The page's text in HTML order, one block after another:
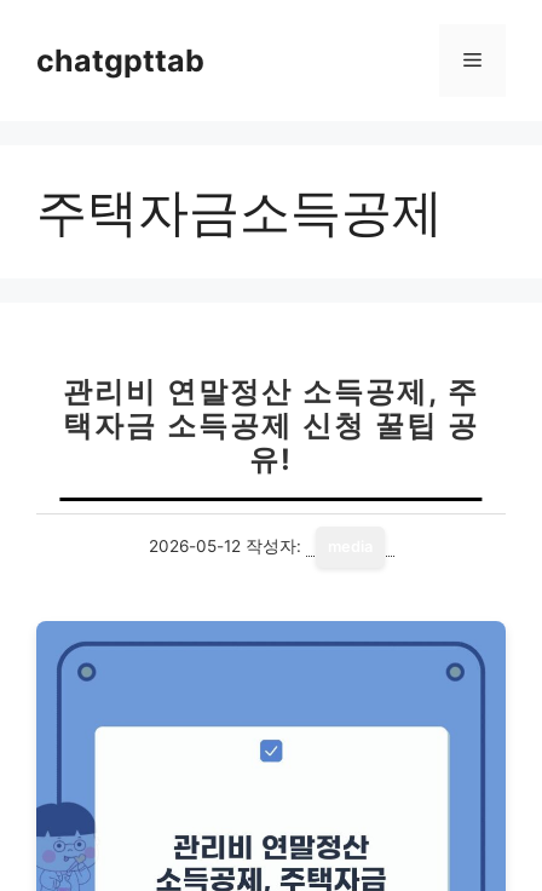
chatgpttab 메
주택자금소득공제
관리비 연말정산 소득공제, 주
택자금 소득공제 신청 꿀팁 공
유!
2026-05-12 작성자: